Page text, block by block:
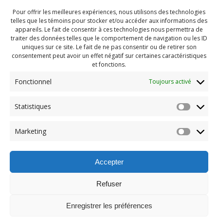
Pour offrir les meilleures expériences, nous utilisons des technologies
telles que les témoins pour stocker et/ou accéder aux informations des
appareils. Le fait de consentir à ces technologies nous permettra de
traiter des données telles que le comportement de navigation ou les ID
uniques sur ce site. Le fait de ne pas consentir ou de retirer son
consentement peut avoir un effet négatif sur certaines caractéristiques
et fonctions.
Fonctionnel Toujours activé
Statistiques
Marketing
Accepter
Refuser
Enregistrer les préférences
Navigation
de
l'article
Previous
PDG Decembre 2018 (8)
© 2026 Maison des Jeunes de Boucherville.